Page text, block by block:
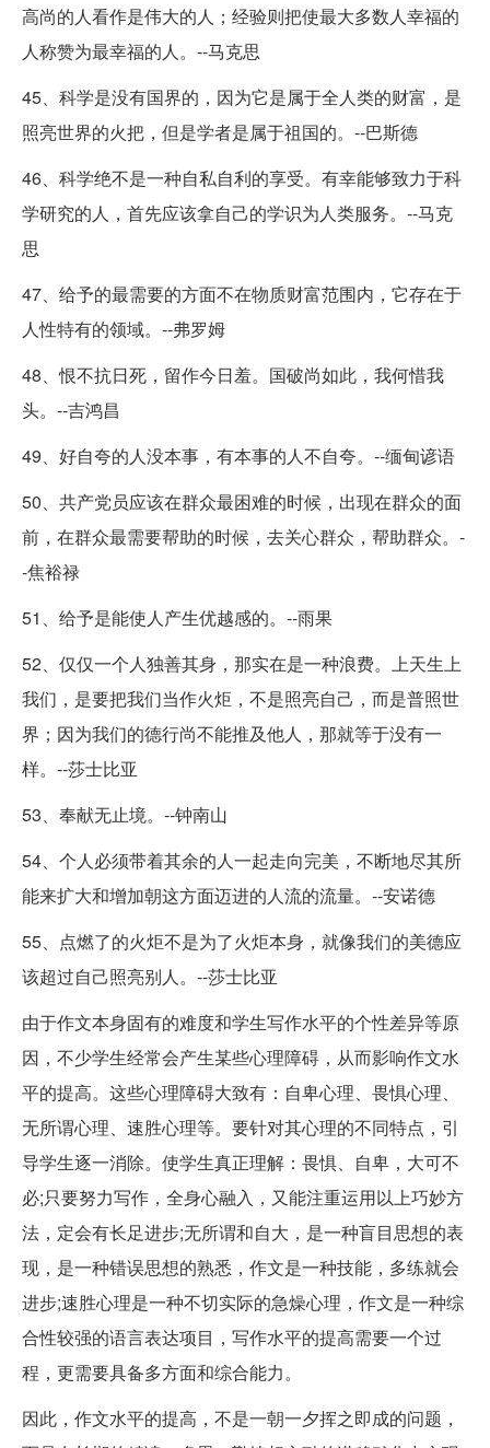
高尚的人看作是伟大的人；经验则把使最大多数人幸福的
人称赞为最幸福的人。--马克思
45、科学是没有国界的，因为它是属于全人类的财富，是
照亮世界的火把，但是学者是属于祖国的。--巴斯德
46、科学绝不是一种自私自利的享受。有幸能够致力于科
学研究的人，首先应该拿自己的学识为人类服务。--马克
思
47、给予的最需要的方面不在物质财富范围内，它存在于
人性特有的领域。--弗罗姆
48、恨不抗日死，留作今日羞。国破尚如此，我何惜我
头。--吉鸿昌
49、好自夸的人没本事，有本事的人不自夸。--缅甸谚语
50、共产党员应该在群众最困难的时候，出现在群众的面
前，在群众最需要帮助的时候，去关心群众，帮助群众。-
-焦裕禄
51、给予是能使人产生优越感的。--雨果
52、仅仅一个人独善其身，那实在是一种浪费。上天生上
我们，是要把我们当作火炬，不是照亮自己，而是普照世
界；因为我们的德行尚不能推及他人，那就等于没有一
样。--莎士比亚
53、奉献无止境。--钟南山
54、个人必须带着其余的人一起走向完美，不断地尽其所
能来扩大和增加朝这方面迈进的人流的流量。--安诺德
55、点燃了的火炬不是为了火炬本身，就像我们的美德应
该超过自己照亮别人。--莎士比亚
由于作文本身固有的难度和学生写作水平的个性差异等原
因，不少学生经常会产生某些心理障碍，从而影响作文水
平的提高。这些心理障碍大致有：自卑心理、畏惧心理、
无所谓心理、速胜心理等。要针对其心理的不同特点，引
导学生逐一消除。使学生真正理解：畏惧、自卑，大可不
必;只要努力写作，全身心融入，又能注重运用以上巧妙方
法，定会有长足进步;无所谓和自大，是一种盲目思想的表
现，是一种错误思想的熟悉，作文是一种技能，多练就会
进步;速胜心理是一种不切实际的急燥心理，作文是一种综
合性较强的语言表达项目，写作水平的提高需要一个过
程，更需要具备多方面和综合能力。
因此，作文水平的提高，不是一朝一夕挥之即成的问题，